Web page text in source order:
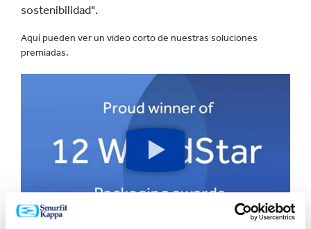
sostenibilidad".
Aquí pueden ver un video corto de nuestras soluciones
premiadas.
Botón
play